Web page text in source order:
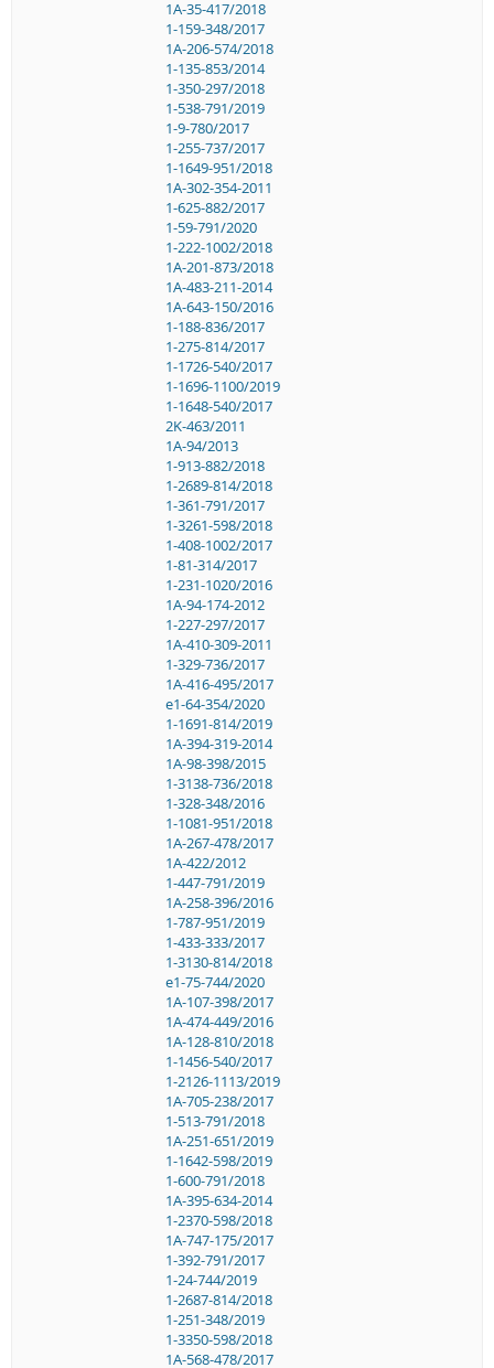
1A-35-417/2018
1-159-348/2017
1A-206-574/2018
1-135-853/2014
1-350-297/2018
1-538-791/2019
1-9-780/2017
1-255-737/2017
1-1649-951/2018
1A-302-354-2011
1-625-882/2017
1-59-791/2020
1-222-1002/2018
1A-201-873/2018
1A-483-211-2014
1A-643-150/2016
1-188-836/2017
1-275-814/2017
1-1726-540/2017
1-1696-1100/2019
1-1648-540/2017
2K-463/2011
1A-94/2013
1-913-882/2018
1-2689-814/2018
1-361-791/2017
1-3261-598/2018
1-408-1002/2017
1-81-314/2017
1-231-1020/2016
1A-94-174-2012
1-227-297/2017
1A-410-309-2011
1-329-736/2017
1A-416-495/2017
e1-64-354/2020
1-1691-814/2019
1A-394-319-2014
1A-98-398/2015
1-3138-736/2018
1-328-348/2016
1-1081-951/2018
1A-267-478/2017
1A-422/2012
1-447-791/2019
1A-258-396/2016
1-787-951/2019
1-433-333/2017
1-3130-814/2018
e1-75-744/2020
1A-107-398/2017
1A-474-449/2016
1A-128-810/2018
1-1456-540/2017
1-2126-1113/2019
1A-705-238/2017
1-513-791/2018
1A-251-651/2019
1-1642-598/2019
1-600-791/2018
1A-395-634-2014
1-2370-598/2018
1A-747-175/2017
1-392-791/2017
1-24-744/2019
1-2687-814/2018
1-251-348/2019
1-3350-598/2018
1A-568-478/2017